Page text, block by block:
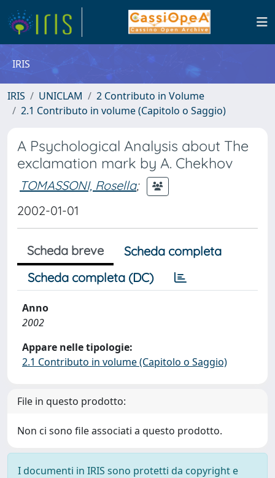
IRIS
IRIS UNICLAM
2 Contributo in Volume
2.1 Contributo in volume (Capitolo o Saggio)
A Psychological Analysis about The
exclamation mark by A. Chekhov
TOMASSONI, Rosella;
2002-01-01
Scheda breve
Scheda completa
Scheda completa (DC)
Anno
2002
Appare nelle tipologie:
2.1 Contributo in volume (Capitolo o Saggio)
File in questo prodotto:
Non ci sono file associati a questo prodotto.
I documenti in IRIS sono protetti da copyright e